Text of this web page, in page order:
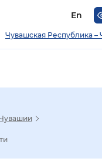
En
Чувашская Республика –